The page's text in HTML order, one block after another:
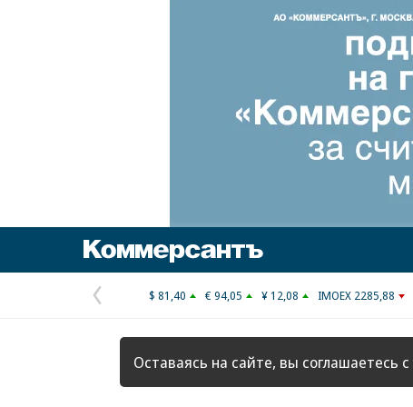
Предыдущая
страница
$ 81,40 € 94,05 ¥ 12,08 IMOEX 2285,88
Оставаясь на сайте, вы соглашаетесь с